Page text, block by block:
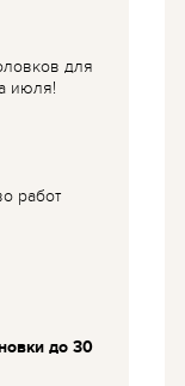
для
июля!
работ
до 30